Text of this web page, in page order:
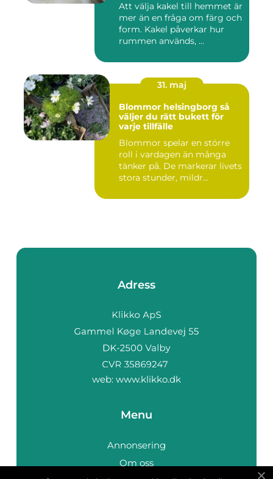
Att välja kakel till hemmet är
mer än en fråga om färg och
form. Kakel påverkar hur
rummen används, ...
31. maj
Blommor helsingborg så
väljer du rätt bukett för
varje tillfälle
Blommor spelar en större
roll i vardagen än många
tänker på. De markerar livets
stora stunder, mildr...
Adress
web: www.klikko.dk
Menu
Annonsering
Om oss